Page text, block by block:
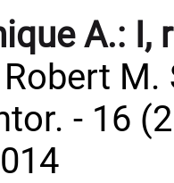
A.: I,
M.
- 16